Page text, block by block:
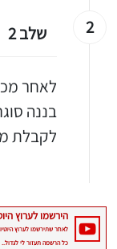
2 שלב 2
בננה
לקבלת